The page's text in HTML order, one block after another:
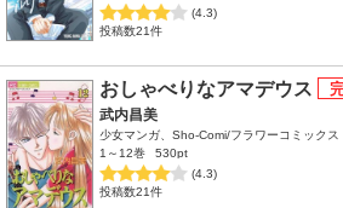
(4.3)
投稿数21件
おしゃべりなアマデウス
武内昌美
少女マンガ、Sho-Comi/フラワーコミックス
1～12巻
530pt
(4.3)
投稿数21件